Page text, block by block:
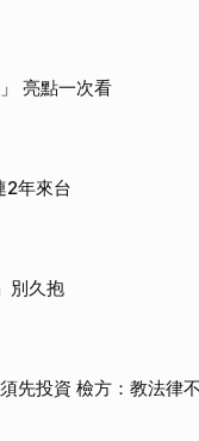
亮點一次看
2年來台
別久抱
先投資 檢方：教法律